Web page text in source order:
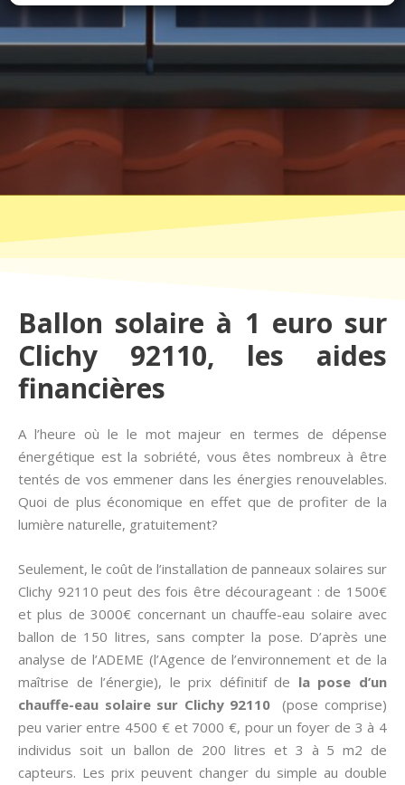
Ballon solaire à 1 euro sur
Clichy 92110, les aides
financières
A l’heure où le le mot majeur en termes de dépense
énergétique est la sobriété, vous êtes nombreux à être
tentés de vos emmener dans les énergies renouvelables.
Quoi de plus économique en effet que de profiter de la
lumière naturelle, gratuitement?
Seulement, le coût de l’installation de panneaux solaires sur
Clichy 92110 peut des fois être décourageant : de 1500€
et plus de 3000€ concernant un chauffe-eau solaire avec
ballon de 150 litres, sans compter la pose. D’après une
analyse de l’ADEME (l’Agence de l’environnement et de la
maîtrise de l’énergie), le prix définitif de la pose d’un
chauffe-eau solaire sur Clichy 92110 (pose comprise)
peu varier entre 4500 € et 7000 €, pour un foyer de 3 à 4
individus soit un ballon de 200 litres et 3 à 5 m2 de
capteurs. Les prix peuvent changer du simple au double